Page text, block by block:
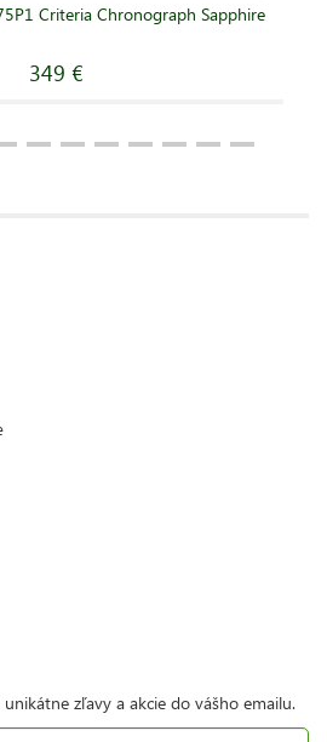
Criteria Chronograph Sapphire
349 €
zľavy a akcie do vášho emailu.